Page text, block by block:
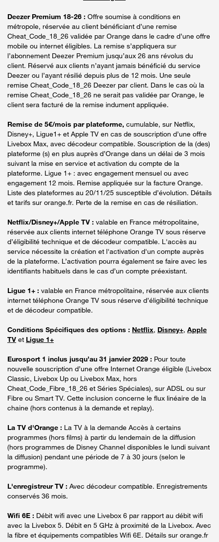
Deezer Premium 18-26 : Offre soumise à conditions en
métropole, réservée au client bénéficiant d’une remise
Cheat_Code_18_26 validée par Orange dans le cadre d’une offre
mobile ou internet éligibles. La remise s’appliquera sur
l’abonnement Deezer Premium jusqu’aux 26 ans révolus du
client. Réservé aux clients n’ayant jamais bénéficié du service
Deezer ou l’ayant résilié depuis plus de 12 mois. Une seule
remise Cheat_Code_18_26 Deezer par client. Dans le cas où la
remise Cheat_Code_18_26 ne serait pas validée par Orange, le
client sera facturé de la remise indument appliquée.
Remise de 5€/mois par plateforme, cumulable, sur Netflix,
Disney+, Ligue1+ et Apple TV en cas de souscription d’une offre
Livebox Max, avec décodeur compatible. Souscription de la (des)
plateforme (s) en plus auprès d’Orange dans un délai de 3 mois
suivant la mise en service et activation du compte de la
plateforme. Ligue 1+ : avec engagement mensuel ou avec
engagement 12 mois. Remise appliquée sur la facture Orange.
Liste des plateformes au 20/11/25 susceptible d’évolution. Détails
et tarifs sur orange.fr. Perte de la remise en cas de résiliation.
Netflix/Disney+/Apple TV : valable en France métropolitaine,
réservée aux clients internet téléphone Orange TV sous réserve
d’éligibilité technique et de décodeur compatible. L'accès au
service nécessite la création et l'activation d'un compte auprès
de la plateforme. L’activation pourra également se faire avec les
identifiants habituels dans le cas d’un compte préexistant.
Ligue 1+ : valable en France métropolitaine, réservée aux clients
internet téléphone Orange TV sous réserve d’éligibilité technique
et de décodeur compatible.
Conditions Spécifiques des options : Netflix, Disney+, Apple
TV et Ligue 1+
Eurosport 1 inclus jusqu’au 31 janvier 2029 : Pour toute
nouvelle souscription d’une offre Internet Orange éligible (Livebox
Classic, Livebox Up ou Livebox Max, hors
Cheat_Code_Fibre_18_26 et Séries Spéciales), sur ADSL ou sur
Fibre ou Smart TV. Cette inclusion concerne le flux linéaire de la
chaine (hors contenus à la demande et replay).
La TV d'Orange : La TV à la demande Accès à certains
programmes (hors films) à partir du lendemain de la diffusion
(hors programmes de Disney Channel disponibles le lundi suivant
la diffusion) pendant une période de 7 à 30 jours (selon le
programme).
L'enregistreur TV : Avec décodeur compatible. Enregistrements
conservés 36 mois.
Wifi 6E : Débit wifi avec une Livebox 6 par rapport au débit wifi
avec la Livebox 5. Débit en 5 GHz à proximité de la Livebox. Avec
la fibre et équipements compatibles Wifi 6E. Détails sur orange.fr